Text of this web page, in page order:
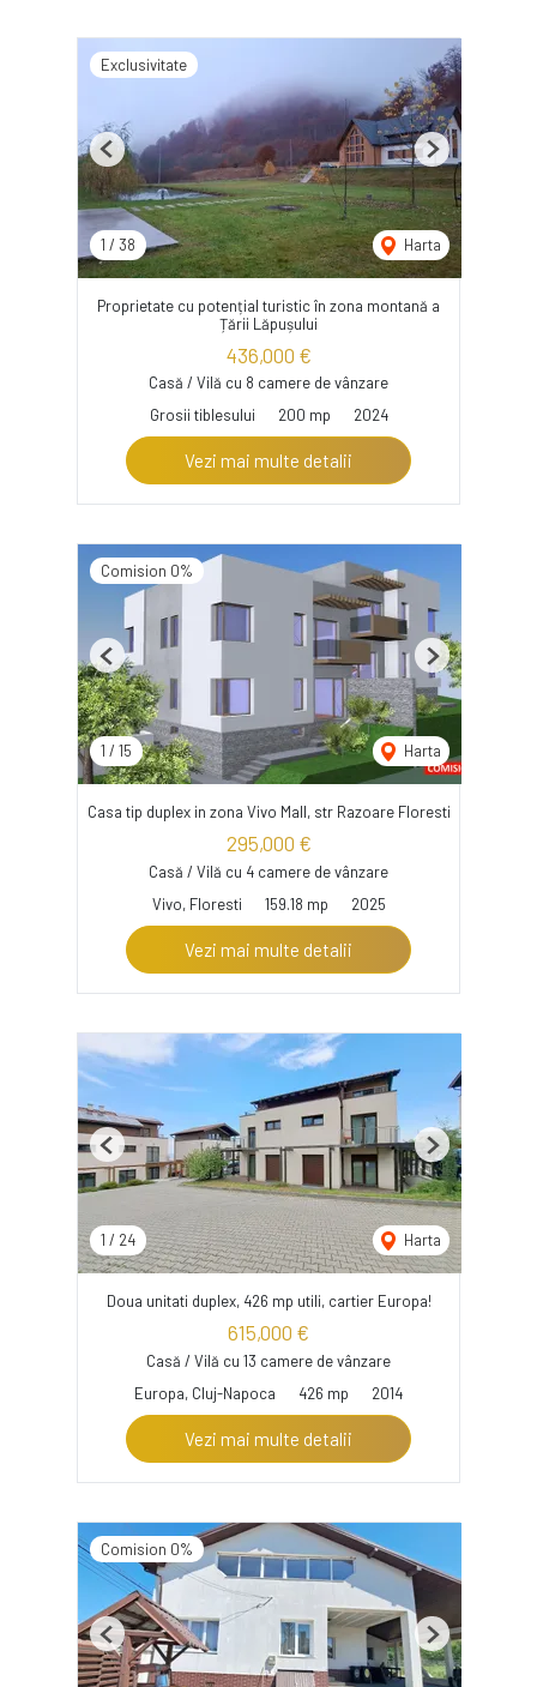
Exclusivitate
1 / 38 Harta
Previous Next
Proprietate cu potențial turistic în zona montană a
Țării Lăpușului
436,000 €
Casă / Vilă cu 8 camere de vânzare
Grosii tiblesului
200 mp 2024
Vezi mai multe detalii
Comision 0%
1 / 15 Harta
Previous Next
Casa tip duplex in zona Vivo Mall, str Razoare Floresti
295,000 €
Casă / Vilă cu 4 camere de vânzare
Vivo, Floresti
159.18 mp 2025
Vezi mai multe detalii
1 / 24 Harta
Previous Next
Doua unitati duplex, 426 mp utili, cartier Europa!
615,000 €
Casă / Vilă cu 13 camere de vânzare
Europa, Cluj-Napoca
426 mp 2014
Vezi mai multe detalii
Comision 0%
Previous Next